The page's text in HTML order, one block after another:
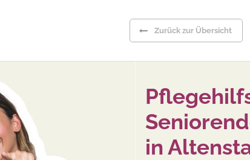
Zurück zur Übersicht
in